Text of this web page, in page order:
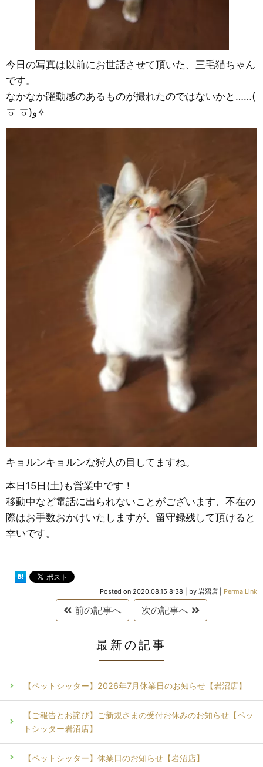
今日の写真は以前にお世話させて頂いた、三毛猫ちゃん
です。
なかなか躍動感のあるものが撮れたのではないかと……(
ㆆ ㆆ)و✧
キョルンキョルンな狩人の目してますね。
本日15日(土)も営業中です！
移動中など電話に出られないことがございます、不在の
際はお手数おかけいたしますが、留守録残して頂けると
幸いです。
Posted on 2020.08.15 8:38 by 岩沼店 Perma Link
前の記事へ 次の記事へ
最新の記事
【ペットシッター】2026年7月休業日のお知らせ【岩沼店】
【ご報告とお詫び】ご新規さまの受付お休みのお知らせ【ペッ
トシッター岩沼店】
【ペットシッター】休業日のお知らせ【岩沼店】